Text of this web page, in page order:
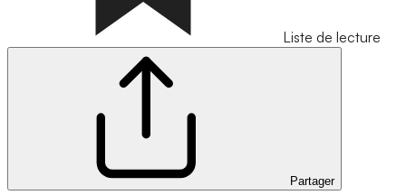
Liste de lecture
Partager